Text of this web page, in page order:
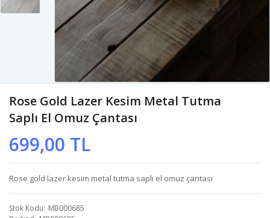
Rose Gold Lazer Kesim Metal Tutma
Saplı El Omuz Çantası
699,00 TL
Rose gold lazer kesim metal tutma saplı el omuz çantası
Stok Kodu MB000685